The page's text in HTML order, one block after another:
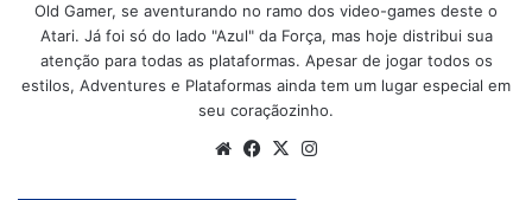
Old Gamer, se aventurando no ramo dos video-games deste o
Atari. Já foi só do lado "Azul" da Força, mas hoje distribui sua
atenção para todas as plataformas. Apesar de jogar todos os
estilos, Adventures e Plataformas ainda tem um lugar especial em
seu coraçãozinho.
WebsiteFacebook
X